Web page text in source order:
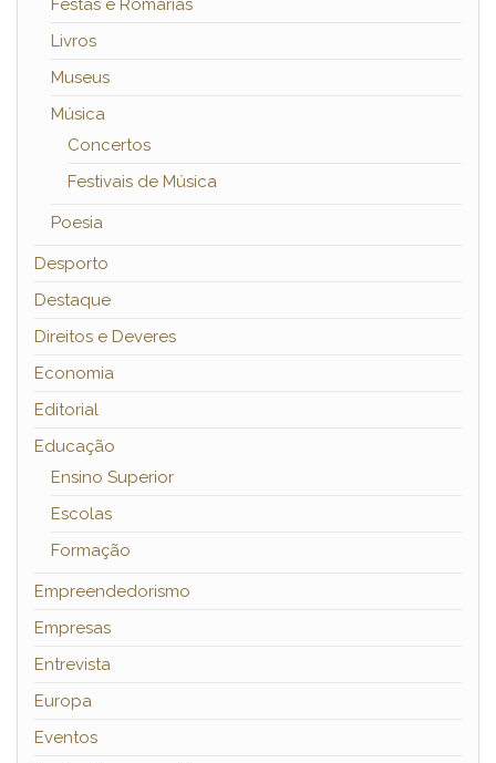
Festas e Romarias
Livros
Museus
Música
Concertos
Festivais de Música
Poesia
Desporto
Destaque
Direitos e Deveres
Economia
Editorial
Educação
Ensino Superior
Escolas
Formação
Empreendedorismo
Empresas
Entrevista
Europa
Eventos